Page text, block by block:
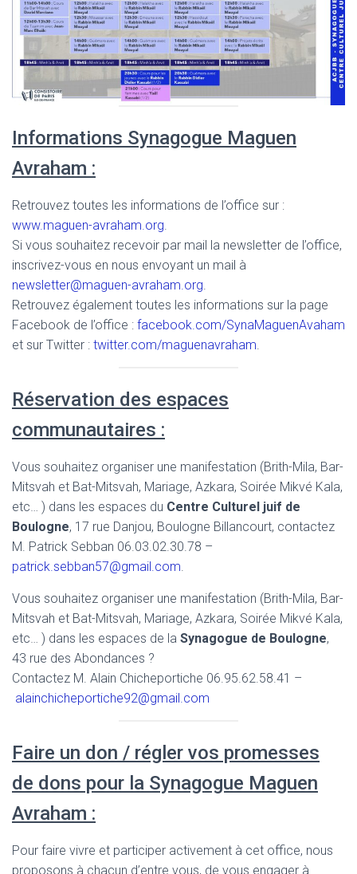
Informations Synagogue Maguen
Avraham :
Retrouvez toutes les informations de l’office sur :
www.maguen-avraham.org
Si vous souhaitez recevoir par mail la newsletter de l’office,
inscrivez-vous en nous envoyant un mail à
newsletter@maguen-avraham.org
Retrouvez également toutes les informations sur la page
Facebook de l’office : facebook.com/SynaMaguenAvaham
et sur Twitter : twitter.com/maguenavraham
Réservation des espaces
communautaires :
Vous souhaitez organiser une manifestation (Brith-Mila, Bar-
Mitsvah et Bat-Mitsvah, Mariage, Azkara, Soirée Mikvé Kala,
etc… ) dans les espaces du Centre Culturel juif de
Boulogne, 17 rue Danjou, Boulogne Billancourt, contactez
M. Patrick Sebban 06.03.02.30.78 –
patrick.sebban57@gmail.com
Vous souhaitez organiser une manifestation (Brith-Mila, Bar-
Mitsvah et Bat-Mitsvah, Mariage, Azkara, Soirée Mikvé Kala,
etc… ) dans les espaces de la Synagogue de Boulogne,
43 rue des Abondances ?
Contactez M. Alain Chicheportiche 06.95.62.58.41 –
alainchicheportiche92@gmail.com
Faire un don / régler vos promesses
de dons pour la Synagogue Maguen
Avraham :
Pour faire vivre et participer activement à cet office, nous
proposons à chacun d’entre vous, de vous engager à